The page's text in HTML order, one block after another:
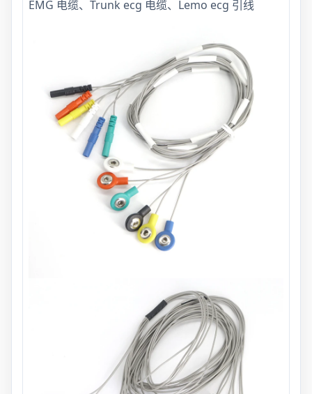
EMG 电缆、Trunk ecg 电缆、Lemo ecg 引线